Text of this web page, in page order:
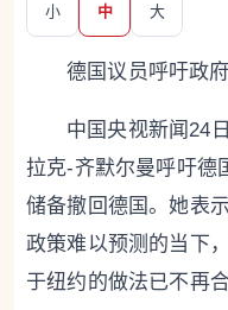
小 中 大
德国议员呼吁政
中国央视新闻24
拉克-齐默尔曼呼吁德
储备撤回德国。她表
政策难以预测的当下
于纽约的做法已不再合